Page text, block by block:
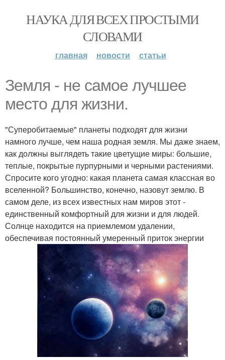
НАУКА ДЛЯ ВСЕХ ПРОСТЫМИ
СЛОВАМИ
главная новости статьи
Земля - не самое лучшее
место для жизни.
"Суперобитаемые" планеты подходят для жизни
намного лучше, чем наша родная земля. Мы даже знаем,
как должны выглядеть такие цветущие миры: большие,
теплые, покрытые пурпурными и черными растениями.
Спросите кого угодно: какая планета самая классная во
вселенной? Большинство, конечно, назовут землю. В
самом деле, из всех известных нам миров этот -
единственный комфортный для жизни и для людей.
Солнце находится на приемлемом удалении,
обеспечивая постоянный умеренный приток энергии